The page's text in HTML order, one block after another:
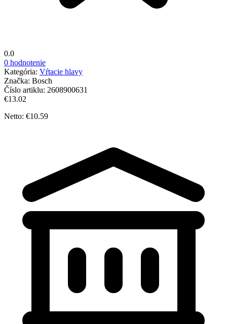
0.0
0 hodnotenie
Kategória: Vŕtacie hlavy
Značka: Bosch
Číslo artiklu: 2608900631
€13.02
Netto: €10.59